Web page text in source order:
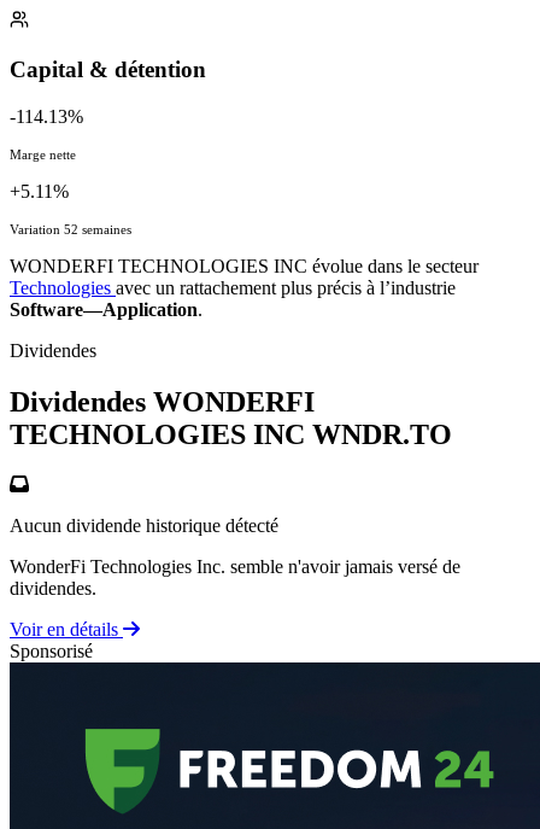
Capital & détention
-114.13%
Marge nette
+5.11%
Variation 52 semaines
WONDERFI TECHNOLOGIES INC évolue dans le secteur
Technologies avec un rattachement plus précis à l’industrie
Software—Application.
Dividendes
Dividendes WONDERFI
TECHNOLOGIES INC WNDR.TO
Aucun dividende historique détecté
WonderFi Technologies Inc. semble n'avoir jamais versé de
dividendes.
Voir en détails
Sponsorisé